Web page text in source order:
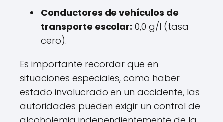
Conductores de vehículos de
transporte escolar: 0,0 g/l (tasa
cero).
Es importante recordar que en
situaciones especiales, como haber
estado involucrado en un accidente, las
autoridades pueden exigir un control de